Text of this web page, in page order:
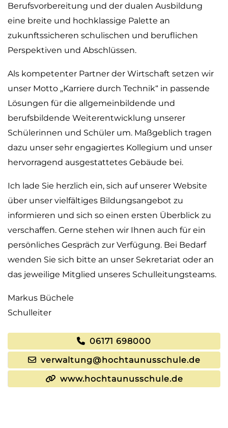
Berufsvorbereitung und der dualen Ausbildung
eine breite und hochklassige Palette an
zukunftssicheren schulischen und beruflichen
Perspektiven und Abschlüssen.
Als kompetenter Partner der Wirtschaft setzen wir
unser Motto „Karriere durch Technik“ in passende
Lösungen für die allgemeinbildende und
berufsbildende Weiterentwicklung unserer
Schülerinnen und Schüler um. Maßgeblich tragen
dazu unser sehr engagiertes Kollegium und unser
hervorragend ausgestattetes Gebäude bei.
Ich lade Sie herzlich ein, sich auf unserer Website
über unser vielfältiges Bildungsangebot zu
informieren und sich so einen ersten Überblick zu
verschaffen. Gerne stehen wir Ihnen auch für ein
persönliches Gespräch zur Verfügung. Bei Bedarf
wenden Sie sich bitte an unser Sekretariat oder an
das jeweilige Mitglied unseres Schulleitungsteams.
Markus Büchele
Schulleiter
06171 698000
verwaltung@hochtaunusschule.de
www.hochtaunusschule.de